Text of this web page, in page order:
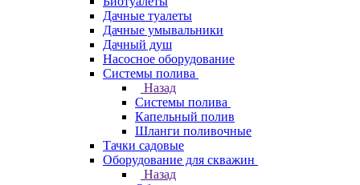
Дачные туалеты
Дачные умывальники
Дачный душ
Насосное оборудование
Системы полива
Назад
Системы полива
Капельный полив
Шланги поливочные
Тачки садовые
Оборудование для скважин
Назад